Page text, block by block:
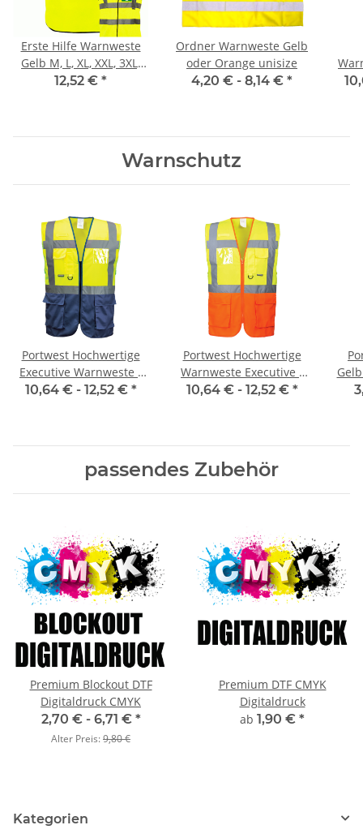
Erste Hilfe Warnweste
Gelb M, L, XL, XXL, 3XL,
4XL
12,52 € *
Ordner Warnweste Gelb
oder Orange unisize
4,20 € - 8,14 € *
Warnschutz
Portwest Hochwertige
Executive Warnweste -
two tone gelb / marine
10,64 € - 12,52 € *
Portwest Hochwertige
Warnweste Executive -
two tone gelb / orange
10,64 € - 12,52 € *
passendes Zubehör
Premium Blockout DTF
Digitaldruck CMYK
2,70 € - 6,71 € *
Alter Preis:9,80 €
Premium DTF CMYK
Digitaldruck
ab 1,90 € *
Kategorien